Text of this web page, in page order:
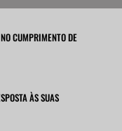
CUMPRIMENTO DE
ÀS SUAS